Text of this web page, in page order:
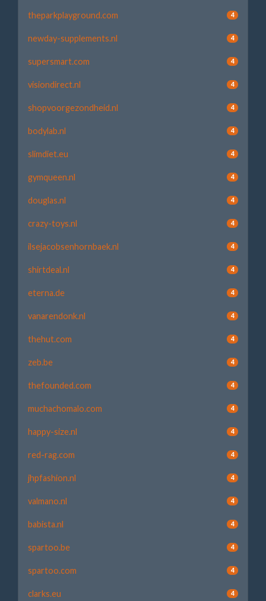
theparkplayground.com 4
newday-supplements.nl 4
supersmart.com 4
visiondirect.nl 4
shopvoorgezondheid.nl 4
bodylab.nl 4
slimdiet.eu 4
gymqueen.nl 4
douglas.nl 4
crazy-toys.nl 4
ilsejacobsenhornbaek.nl 4
shirtdeal.nl 4
eterna.de 4
vanarendonk.nl 4
thehut.com 4
zeb.be 4
thefounded.com 4
muchachomalo.com 4
happy-size.nl 4
red-rag.com 4
jhpfashion.nl 4
valmano.nl 4
babista.nl 4
spartoo.be 4
spartoo.com 4
clarks.eu 4